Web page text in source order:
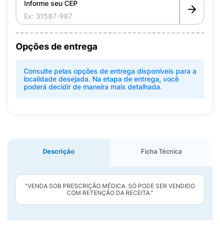
Informe seu CEP
Opções de entrega
Consulte pelas opções de entrega disponíveis para a
localidade desejada. Na etapa de entrega, você
poderá decidir de maneira mais detalhada.
Descrição Ficha Técnica
"VENDA SOB PRESCRIÇÃO MÉDICA. SÓ PODE SER VENDIDO
COM RETENÇÃO DA RECEITA."